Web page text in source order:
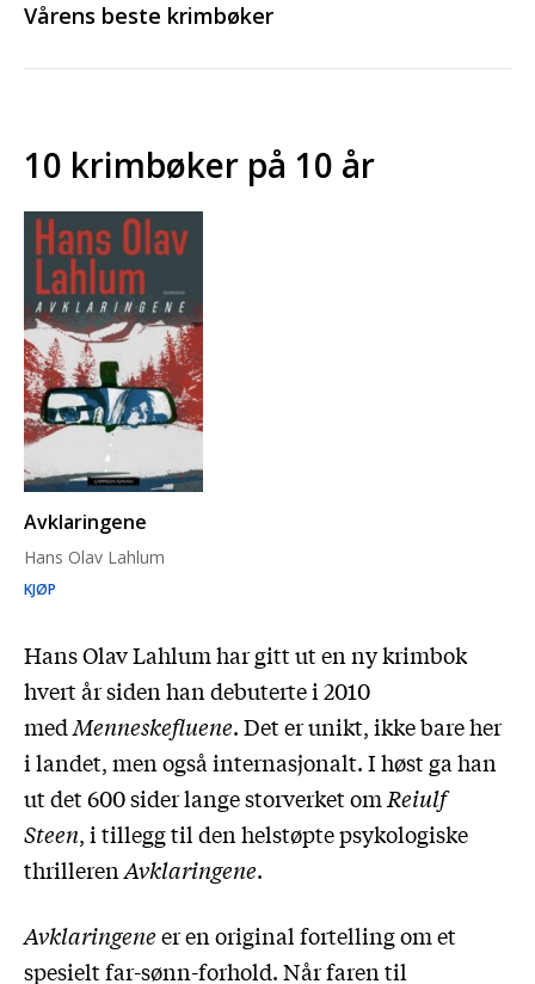
Vårens beste krimbøker
10 krimbøker på 10 år
Avklaringene
Hans Olav Lahlum
KJØP
Hans Olav Lahlum har gitt ut en ny krimbok
hvert år siden han debuterte i 2010
medMenneskefluene. Det er unikt, ikke bare her
i landet, men også internasjonalt. I høst ga han
ut det 600 sider lange storverket om Reiulf
Steen, i tillegg til den helstøpte psykologiske
thrillerenAvklaringene.
Avklaringeneer en original fortelling om et
spesielt far-sønn-forhold. Når faren til